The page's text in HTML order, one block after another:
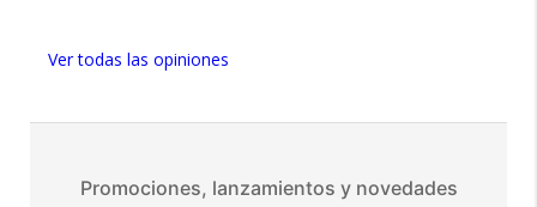
Ver todas las opiniones
Promociones, lanzamientos y novedades